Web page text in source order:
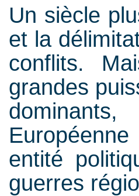
Un siècle
et la
conflits.
grandes
entité
guerres